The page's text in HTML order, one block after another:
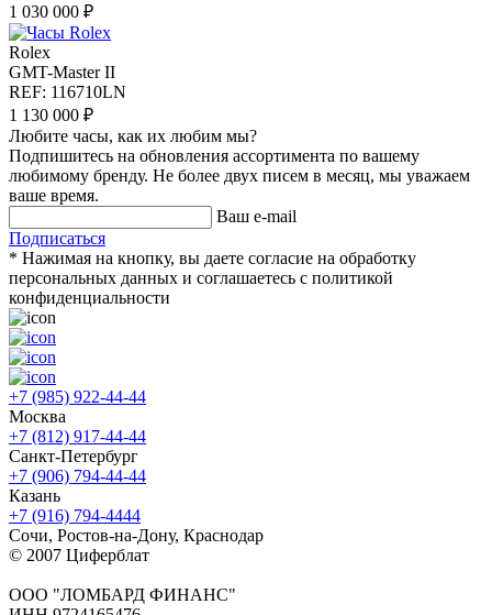
1 030 000 ₽
Rolex
GMT-Master II
REF: 116710LN
1 130 000 ₽
Любите часы, как их любим мы?
Подпишитесь на обновления ассортимента по вашему
любимому бренду. Не более двух писем в месяц, мы уважаем
ваше время.
Ваш e-mail
Подписаться
* Нажимая на кнопку, вы даете согласие на обработку
персональных данных и соглашаетесь c политикой
конфиденциальности
+7 (985) 922-44-44
Москва
+7 (812) 917-44-44
Санкт-Петербург
+7 (906) 794-44-44
Казань
+7 (916) 794-4444
Сочи, Ростов-на-Дону, Краснодар
© 2007 Циферблат
ООО "ЛОМБАРД ФИНАНС"